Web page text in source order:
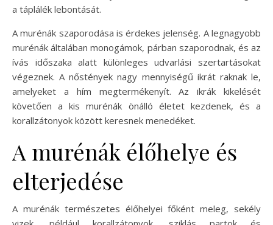
a táplálék lebontását.
A murénák szaporodása is érdekes jelenség. A legnagyobb
murénák általában monogámok, párban szaporodnak, és az
ívás időszaka alatt különleges udvarlási szertartásokat
végeznek. A nőstények nagy mennyiségű ikrát raknak le,
amelyeket a hím megtermékenyít. Az ikrák kikelését
követően a kis murénák önálló életet kezdenek, és a
korallzátonyok között keresnek menedéket.
A murénák élőhelye és
elterjedése
A murénák természetes élőhelyei főként meleg, sekély